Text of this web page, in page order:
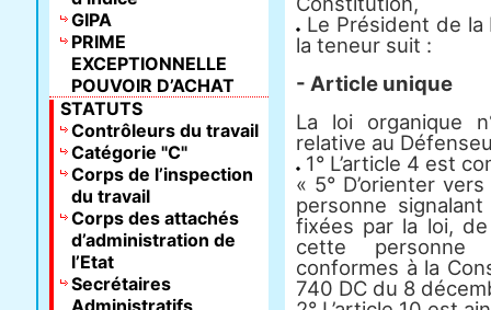
Le Président de la
la teneur suit :
- Article unique
La loi organique
relative au
1° L’article 4 est
« 5° D’orienter
personne
fixées par la loi,
cette personne
conformes à la
740 DC du 8
GIPA
PRIME
EXCEPTIONNELLE
POUVOIR D’ACHAT
STATUTS
Contrôleurs du travail
Catégorie "C"
Corps de l’inspection
du travail
Corps des attachés
d’administration de
l’Etat
Secrétaires
Administratifs